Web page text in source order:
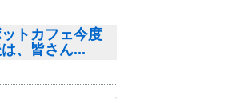
トカフェ今度
、皆さん...